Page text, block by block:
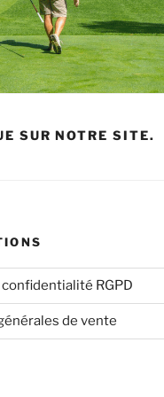
SUR NOTRE SITE.
RGPD
de vente